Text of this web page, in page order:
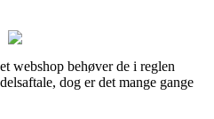
webshop behøver de i reglen
dog er det mange gange